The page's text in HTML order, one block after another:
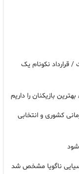
/ قرارداد نکونام یک
بازیکنان را داریم
کشوری و انتخابی
ناگویا مشخص شد